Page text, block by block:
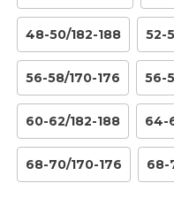
48-50/182-188 52-
56-58/170-176 56-
60-62/182-188 64-
68-70/170-176 68-